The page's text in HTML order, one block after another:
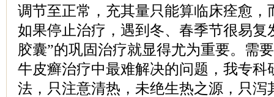
调节至正常，充其量只能算临床痊愈，
如果停止治疗，遇到冬、春季节很易复
胶囊”的巩固治疗就显得尤为重要。需
牛皮癣治疗中最难解决的问题，我专科
法，只注意清热，未绝生热之源，只泻